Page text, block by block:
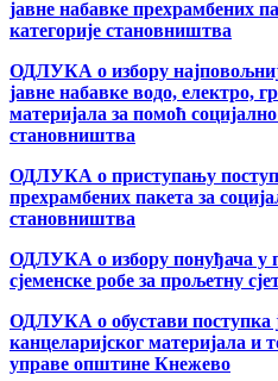
јавне набавке прехрамбених
категорије становништва
ОДЛУКА о избору
јавне набавке водо, електро,
материјала за помоћ
становништва
ОДЛУКА о приступању
прехрамбених пакета за
становништва
ОДЛУКА о избору понуђача у
сјеменске робе за прољетну
ОДЛУКА о обустави поступка
канцеларијског материјала и
управе општине Кнежево